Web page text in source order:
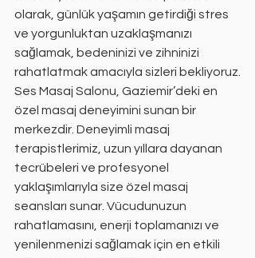
olarak, günlük yaşamın getirdiği stres
ve yorgunluktan uzaklaşmanızı
sağlamak, bedeninizi ve zihninizi
rahatlatmak amacıyla sizleri bekliyoruz.
Ses Masaj Salonu, Gaziemir’deki en
özel masaj deneyimini sunan bir
merkezdir. Deneyimli masaj
terapistlerimiz, uzun yıllara dayanan
tecrübeleri ve profesyonel
yaklaşımlarıyla size özel masaj
seansları sunar. Vücudunuzun
rahatlamasını, enerji toplamanızı ve
yenilenmenizi sağlamak için en etkili